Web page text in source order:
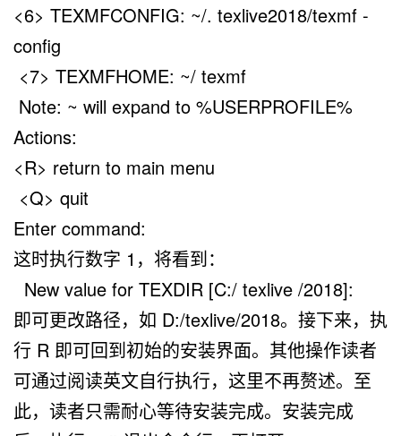
<6> TEXMFCONFIG: ~/. texlive2018/texmf -
config
<7> TEXMFHOME: ~/ texmf
Note: ~ will expand to %USERPROFILE%
Actions:
<R> return to main menu
<Q> quit
Enter command:
这时执行数字 1，将看到：
New value for TEXDIR [C:/ texlive /2018]:
即可更改路径，如 D:/texlive/2018。接下来，执
行 R 即可回到初始的安装界面。其他操作读者
可通过阅读英文自行执行，这里不再赘述。至
此，读者只需耐心等待安装完成。安装完成